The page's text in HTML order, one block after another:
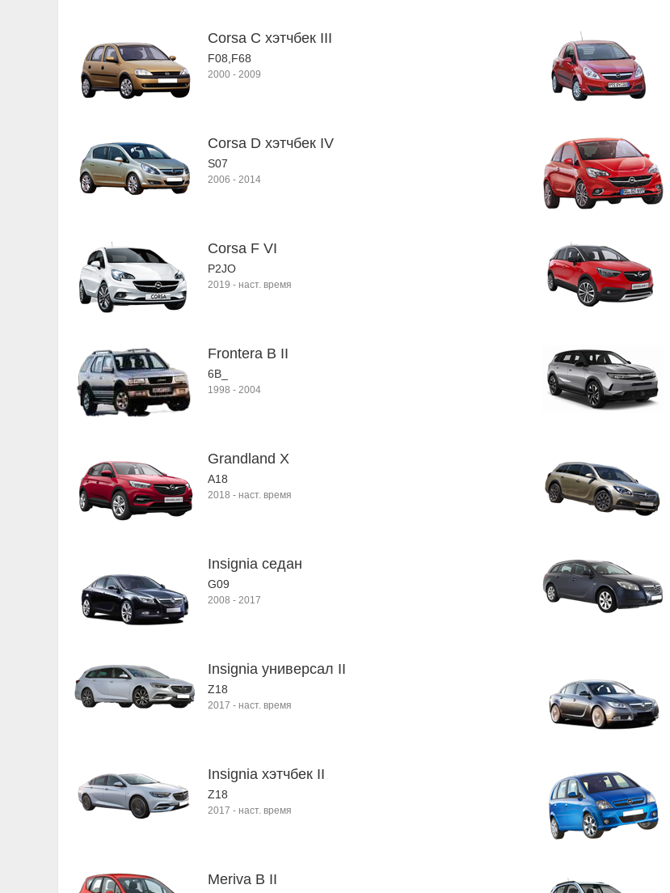
Corsa C хэтчбек III
F08,F68
2000 - 2009
Corsa D хэтчбек IV
S07
2006 - 2014
Corsa F VI
P2JO
2019 - наст. время
Frontera B II
6B_
1998 - 2004
Grandland X
A18
2018 - наст. время
Insignia седан
G09
2008 - 2017
Insignia универсал II
Z18
2017 - наст. время
Insignia хэтчбек II
Z18
2017 - наст. время
Meriva B II